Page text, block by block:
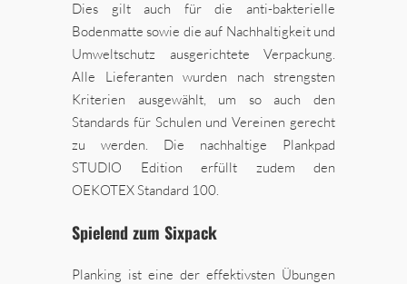
Dies gilt auch für die anti-bakterielle
Bodenmatte sowie die auf Nachhaltigkeit und
Umweltschutz ausgerichtete Verpackung.
Alle Lieferanten wurden nach strengsten
Kriterien ausgewählt, um so auch den
Standards für Schulen und Vereinen gerecht
zu werden. Die nachhaltige Plankpad
STUDIO Edition erfüllt zudem den
OEKOTEX Standard 100.
Spielend zum Sixpack
Planking ist eine der effektivsten Übungen